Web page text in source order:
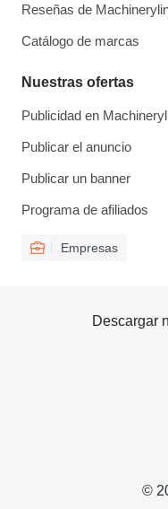
Reseñas de
Catálogo de marcas
Nuestras ofertas
Publicidad en
Publicar el anuncio
Publicar un banner
Programa de afiliados
Empresas
©
Descargar